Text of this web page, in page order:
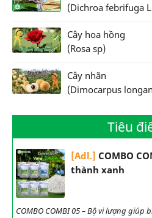
(Dichroa febrifuga
Cây hoa hồng
(Rosa sp)
Cây nhãn
(Dimocarpus
Tiêu
[Adl.] COMBO
thành xanh
COMBO COMBI 05 – Bộ vi lượng